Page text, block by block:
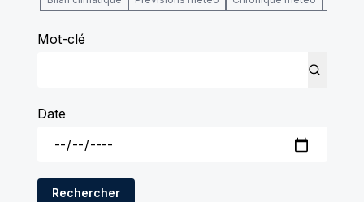
Mot-clé
Date
Rechercher